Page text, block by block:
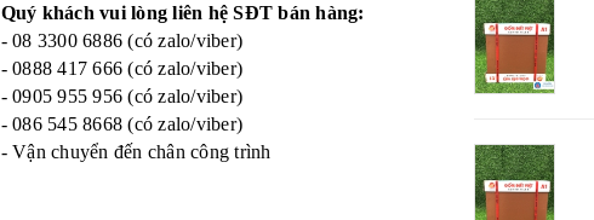
Quý khách vui lòng liên hệ SĐT bán hàng:
- 08 3300 6886 (có zalo/viber)
- 0888 417 666 (có zalo/viber)
- 0905 955 956 (có zalo/viber)
- 086 545 8668 (có zalo/viber)
- Vận chuyển đến chân công trình